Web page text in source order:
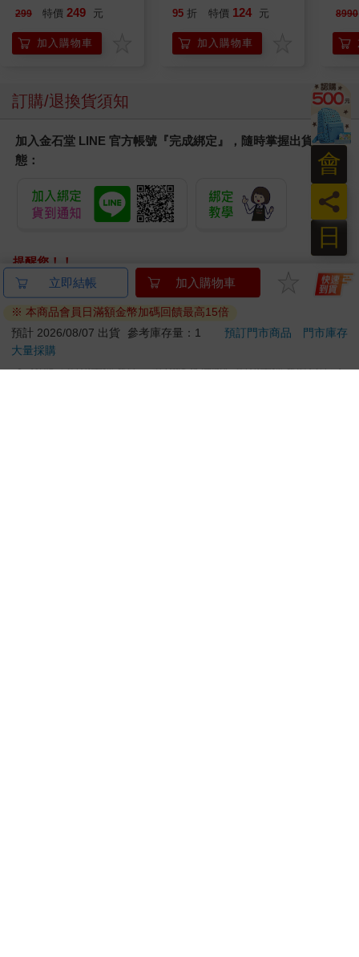
式耳機 JEE-X12-WT
299 特價 249 元
加入購物車
95 折 特價 124 元
加入購物車
投
8990
訂購/退換貨須知
加入金石堂 LINE 官方帳號『完成綁定』，隨時掌握出貨動
態：
提醒您！！
金石堂及銀行均不會請您操作ATM! 如接獲電話要求您前往
ATM提款機，請不要聽從指示，以免受騙上當！
退換貨須知：
**提醒您，鑑賞期不等於試用期，退回商品須為全新狀態**
依據「消費者保護法」第19條及行政院消費者保護處公告之
立即結帳 加入購物車
※ 本商品會員日滿額金幣加碼回饋最高15倍
預計 2026/08/07 出貨 參考庫存量：1 預訂門市商品
門市庫存
大量採購
日
員
會